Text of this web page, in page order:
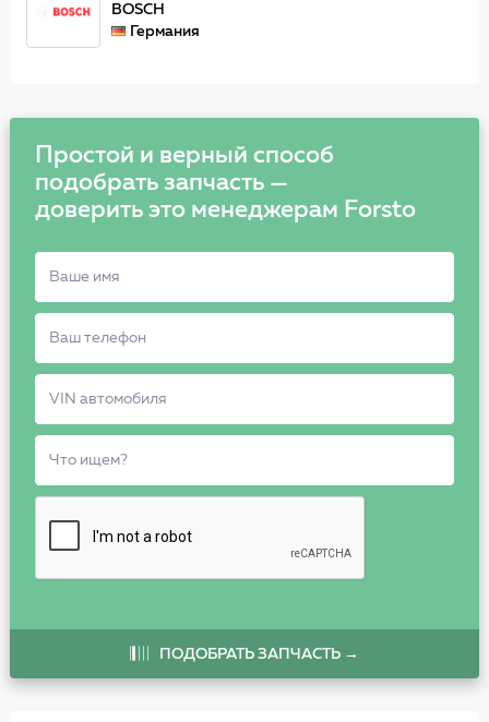
BOSCH
Германия
Простой и верный способ
подобрать запчасть —
доверить это менеджерам Forsto
ПОДОБРАТЬ ЗАПЧАСТЬ →